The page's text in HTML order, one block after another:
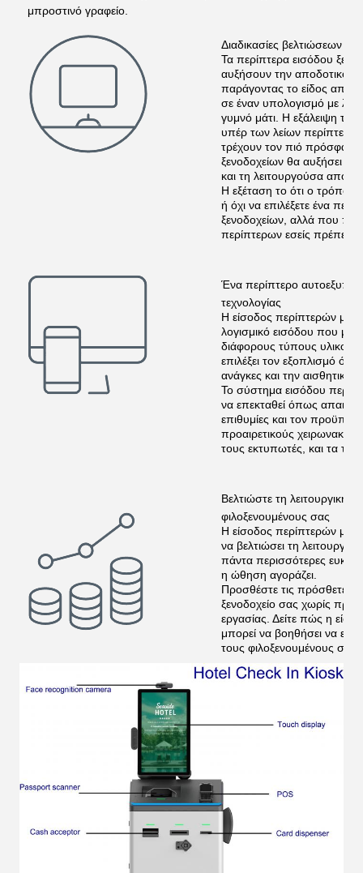
μπροστινό γραφείο.
Διαδικασίες βελτιώσεων
Τα περίπτερα εισόδου
αυξήσουν την
παράγοντας το είδος
σε έναν υπολογισμό με
γυμνό μάτι. Η εξάλειψη
υπέρ των λείων
τρέχουν τον πιό πρόσφατο
ξενοδοχείων θα αυξήσει
και τη λειτουργούσα
Η εξέταση το ότι ο τρόπος,
ή όχι να επιλέξετε ένα
ξενοδοχείων, αλλά που
περίπτερων εσείς πρέπει να
Ένα περίπτερο
τεχνολογίας
Η είσοδος περίπτερών μας
λογισμικό εισόδου που
διάφορους τύπους υλικού.
επιλέξει τον εξοπλισμό ότι
ανάγκες και την αισθητική
Το σύστημα εισόδου
να επεκταθεί όπως
επιθυμίες και τον
προαιρετικούς
τους εκτυπωτές, και τα
Βελτιώστε τη λειτουργική
φιλοξενουμένους σας
Η είσοδος περίπτερών μας
να βελτιώσει τη
πάντα περισσότερες
η ώθηση αγοράζει.
Προσθέστε τις πρόσθετες
ξενοδοχείο σας χωρίς
εργασίας. Δείτε πώς η
μπορεί να βοηθήσει να
τους φιλοξενουμένους σας